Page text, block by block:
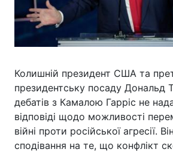
Колишній президент США та
президентську посаду Дональд
дебатів з Камалою Гарріс не
відповіді щодо можливості
війні проти російської агресії.
сподівання на те, що конфлікт